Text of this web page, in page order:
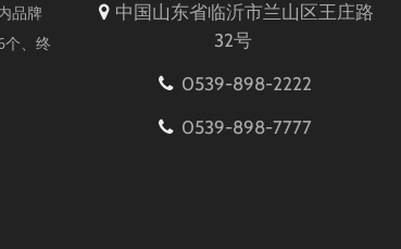
品牌
个、终
中国山东省临沂市兰山区王庄路
32号
0539-898-2222
0539-898-7777